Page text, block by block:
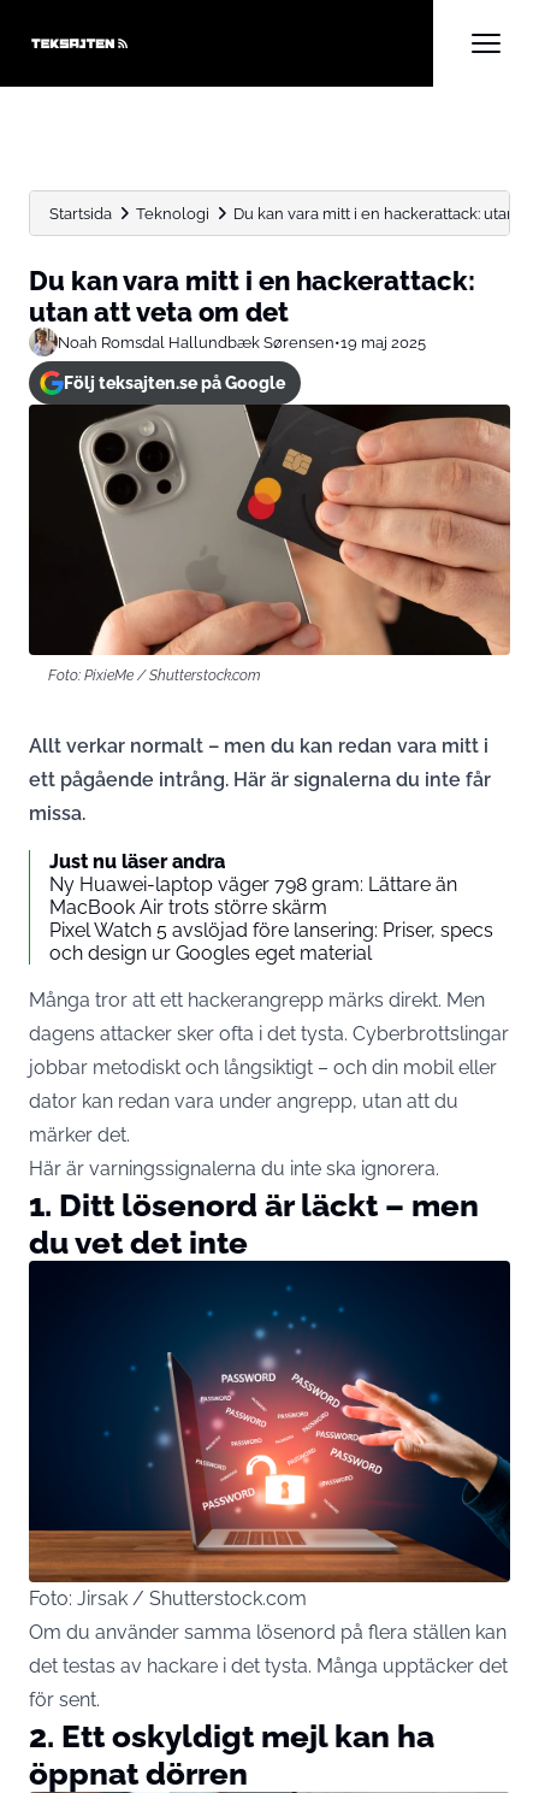
Startsida Teknologi Du kan vara mitt i en hackerattack: utan att
Du kan vara mitt i en hackerattack:
utan att veta om det
Noah Romsdal Hallundbæk Sørensen•19 maj 2025
Följ teksajten.se på Google
Foto: PixieMe / Shutterstock.com
Allt verkar normalt – men du kan redan vara mitt i
ett pågående intrång. Här är signalerna du inte får
missa.
Just nu läser andra
Ny Huawei-laptop väger 798 gram: Lättare än
MacBook Air trots större skärm
Pixel Watch 5 avslöjad före lansering: Priser, specs
och design ur Googles eget material
Många tror att ett hackerangrepp märks direkt. Men
dagens attacker sker ofta i det tysta. Cyberbrottslingar
jobbar metodiskt och långsiktigt – och din mobil eller
dator kan redan vara under angrepp, utan att du
märker det.
Här är varningssignalerna du inte ska ignorera.
1. Ditt lösenord är läckt – men
du vet det inte
Foto: Jirsak / Shutterstock.com
Om du använder samma lösenord på flera ställen kan
det testas av hackare i det tysta. Många upptäcker det
för sent.
2. Ett oskyldigt mejl kan ha
öppnat dörren